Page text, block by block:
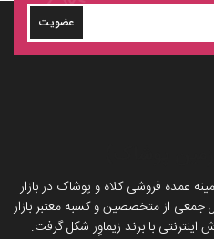
عضویت
را در زمینه عمده فروشی کلاه و پوشاک در بازار
و در سال 1400 با تشکل جمعی از متخصصین و کسبه معتبر بازار
با برند زیماوِر شکل گرفت.